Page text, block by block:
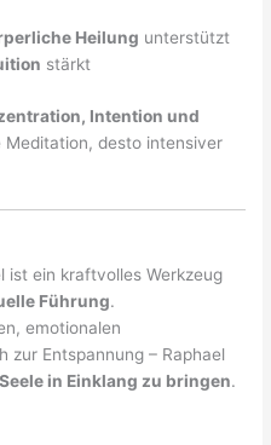
Heilung unterstützt
stärkt
Intention und
Meditation, desto intensiver
ist ein kraftvolles Werkzeug
Führung.
emotionalen
zur Entspannung – Raphael
in Einklang zu bringen.